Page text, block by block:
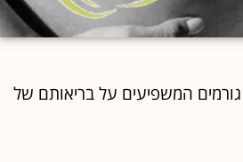
גורמים המשפיעים על בריאותם של